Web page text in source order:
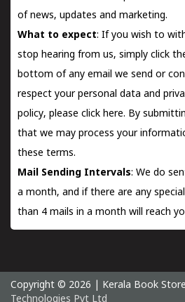
of news, updates and marketing.
What to expect: If you wish to
stop hearing from us, simply click
bottom of any email we send or
respect your personal data and
policy, please click here. By
that we may process your
these terms.
Mail Sending Intervals: We do
a month, and if there are any
than 4 mails in a month will reach
Copyright © 2026 | Kerala Book
Technologies Pvt Ltd